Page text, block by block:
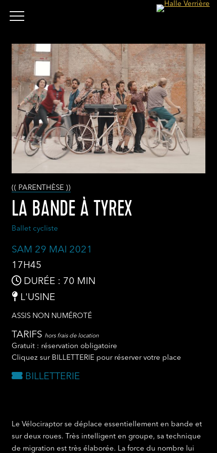
(( PARENTHÈSE ))
LA BANDE À TYREX
Ballet cycliste
SAM 29 MAI 2021
17H45
DURÉE : 70 MIN
L'USINE
ASSIS NON NUMÉROTÉ
TARIFS hors frais de location
Gratuit : réservation obligatoire
Cliquez sur BILLETTERIE pour réserver votre place
BILLETTERIE
Le Vélociraptor se déplace essentiellement en bande et
sur deux roues. Très intelligent en groupe, sa technique
de migration est très élaborée. La force du nombre lui